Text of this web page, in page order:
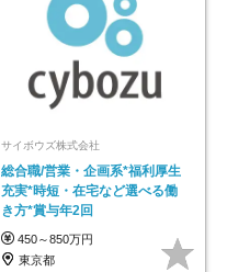
サイボウズ株式会社
総合職/営業・企画系*福利厚生
充実*時短・在宅など選べる働
き方*賞与年2回
450～850万円
東京都